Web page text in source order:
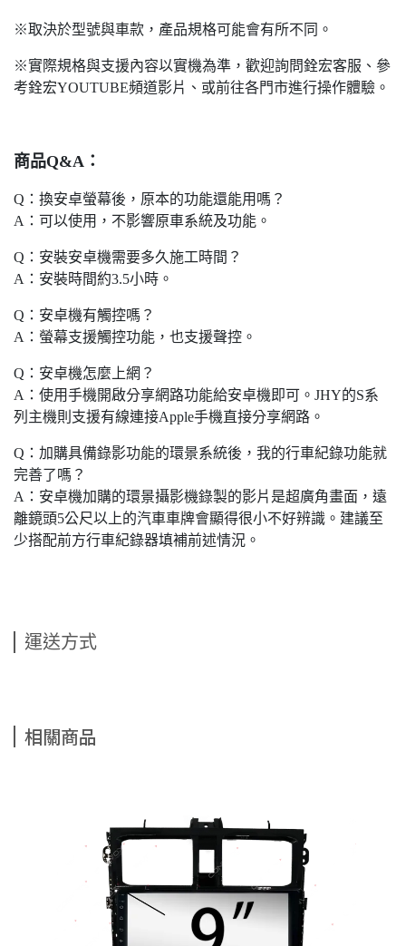
※取決於型號與車款，產品規格可能會有所不同。
※實際規格與支援內容以實機為準，歡迎詢問銓宏客服、參
考銓宏YOUTUBE頻道影片、或前往各門市進行操作體驗。
商品Q&A：
Q：換安卓螢幕後，原本的功能還能用嗎？
A：可以使用，不影響原車系統及功能。
Q：安裝安卓機需要多久施工時間？
A：安裝時間約3.5小時。
Q：安卓機有觸控嗎？
A：螢幕支援觸控功能，也支援聲控。
Q：安卓機怎麼上網？
A：使用手機開啟分享網路功能給安卓機即可。JHY的S系
列主機則支援有線連接Apple手機直接分享網路。
Q：加購具備錄影功能的環景系統後，我的行車紀錄功能就
完善了嗎？
A：安卓機加購的環景攝影機錄製的影片是超廣角畫面，遠
離鏡頭5公尺以上的汽車車牌會顯得很小不好辨識。建議至
少搭配前方行車紀錄器填補前述情況。
運送方式
相關商品